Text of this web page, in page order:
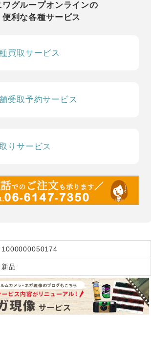
ワグループオンラインの
便利な各種サービス
買取サービス
受取予約サービス
りサービス
1000000050174
新品